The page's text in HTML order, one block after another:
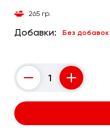
265 гр.
Добавки: Без добавок
Counter